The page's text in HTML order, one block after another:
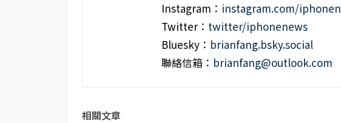
Instagram： instagram.com/
Twitter： twitter/iphonenews
Bluesky： brianfang.bsky.social
聯絡信箱： brianfang@outlook.com
相關文章